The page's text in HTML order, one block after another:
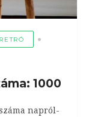
RETRÓ
1000
napról-